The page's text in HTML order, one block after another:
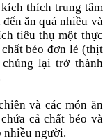
kích thích trung tâm
ăn quá nhiều và
tiêu thụ một thực
béo đơn lẻ (thịt
lại trở thành
và các món ăn
cả chất béo và
nhiều người.